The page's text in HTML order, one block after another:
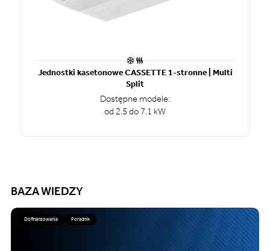
Jednostki kasetonowe CASSETTE 1-stronne | Multi
Split
Dostępne modele:
od 2.5 do 7.1 kW
BAZA WIEDZY
Dofinansowania Poradnik